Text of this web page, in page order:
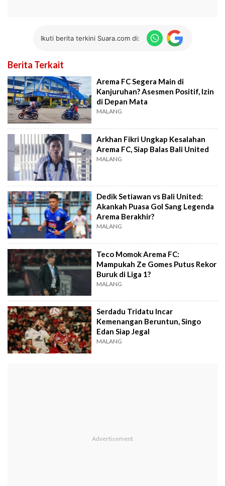
Ikuti berita terkini Suara.com di:
Berita Terkait
Arema FC Segera Main di
Kanjuruhan? Asesmen Positif, Izin
di Depan Mata
MALANG
Arkhan Fikri Ungkap Kesalahan
Arema FC, Siap Balas Bali United
MALANG
Dedik Setiawan vs Bali United:
Akankah Puasa Gol Sang Legenda
Arema Berakhir?
MALANG
Teco Momok Arema FC:
Mampukah Ze Gomes Putus Rekor
Buruk di Liga 1?
MALANG
Serdadu Tridatu Incar
Kemenangan Beruntun, Singo
Edan Siap Jegal
MALANG